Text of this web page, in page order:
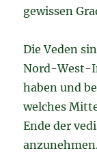
gewissen
Die Veden
Nord-West-
haben und
welches
Ende der